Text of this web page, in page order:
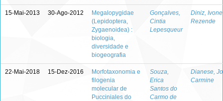
15-Mai-2013 30-Ago-2012
Megalopygidae
(Lepidoptera,
Zygaenoidea) :
biologia,
diversidade e
biogeografia
Gonçalves,
Cintia
Lepesqueur
Diniz, Ivone
Rezende
22-Mai-2018 15-Dez-2016
Morfotaxonomia e
filogenia
molecular de
Pucciniales do
Souza,
Erica
Santos do
Carmo de
Dianese,
Carmine